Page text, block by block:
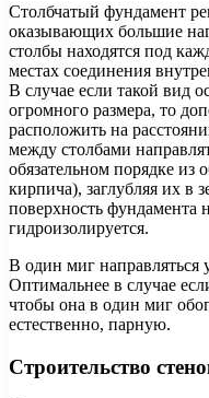
Столбчатый фундамент
оказывающих большие
столбы находятся под
местах соединения
В случае если такой вид
огромного размера, то
расположить на
между столбами
обязательном порядке из
кирпича), заглубляя их
поверхность фундамента
гидроизолируется.
В один миг направляться
Оптимальнее в случае
чтобы она в один миг
естественно, парную.
Строительство